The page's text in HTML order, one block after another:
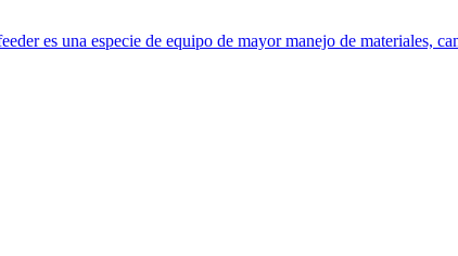
es una especie de equipo de mayor manejo de materiales,